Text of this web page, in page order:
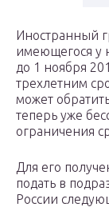
Иностранный
имеющегося у
до 1 ноября
трехлетним
может
теперь уже
ограничения
Для его
подать в
России